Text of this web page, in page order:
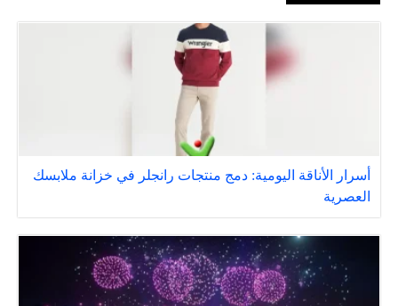
أسرار الأناقة اليومية: دمج منتجات رانجلر في خزانة ملابسك
العصرية